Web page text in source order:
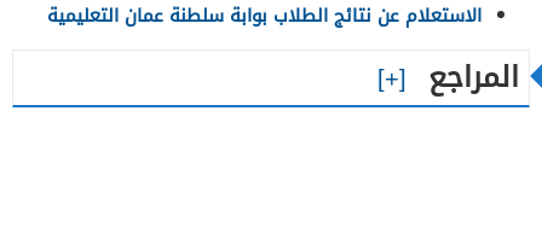
الاستعلام عن نتائج الطلاب بوابة سلطنة عمان التعليمية
المراجع